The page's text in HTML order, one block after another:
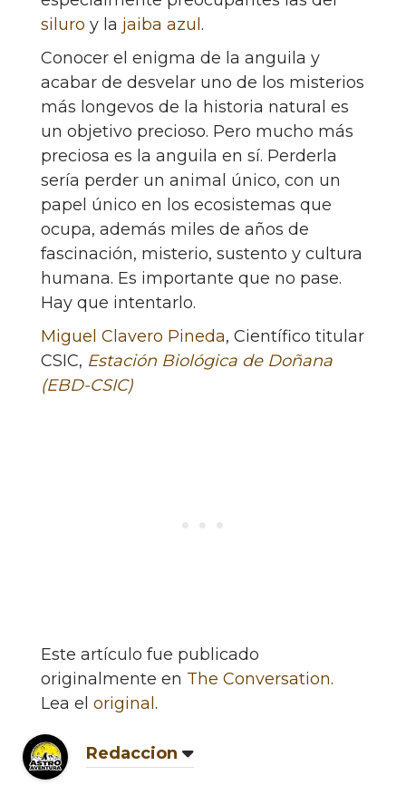
siluro y la jaiba azul .
Conocer el enigma de la anguila y
acabar de desvelar uno de los misterios
más longevos de la historia natural es
un objetivo precioso. Pero mucho más
preciosa es la anguila en sí. Perderla
sería perder un animal único, con un
papel único en los ecosistemas que
ocupa, además miles de años de
fascinación, misterio, sustento y cultura
humana. Es importante que no pase.
Hay que intentarlo.
Miguel Clavero Pineda, Científico titular
CSIC, Estación Biológica de Doñana
(EBD-CSIC)
Este artículo fue publicado
originalmente en The Conversation.
Lea el original .
Redaccion